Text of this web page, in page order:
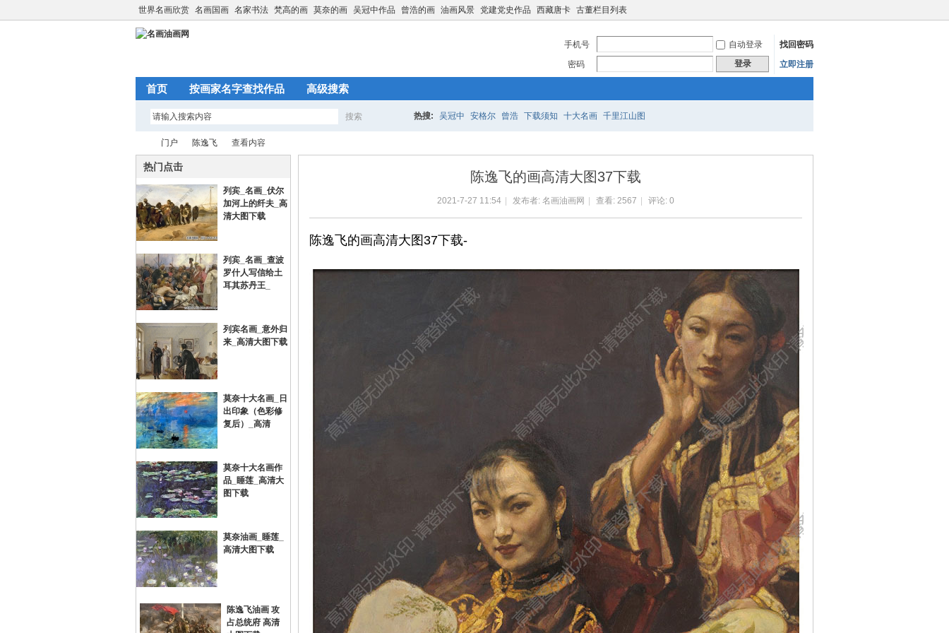
世界名画欣赏 名画国画 名家书法 梵高的画 莫奈的画 吴冠中作品 曾浩的画 油画风景 党建党史作品 西藏唐卡 古董栏目列表
手机号 自动登录
找回密码
密码
登录 立即注册
首页 按画家名字查找作品 高级搜索
搜索 热搜: 吴冠中 安格尔 曾浩 下载须知 十大名画 千里江山图
名
画
油
画
›
门户
›
陈逸飞 查看内容
陈逸飞的画高清大图37下载
2021-7-27 11:54 发布者: 名画油画网 查看: 2567 评论: 0
陈逸飞的画高清大图37下载-
热门点击
列宾_名画_伏尔
加河上的纤夫_高
清大图下载
列宾_名画_查波
罗什人写信给土
耳其苏丹王_
列宾名画_意外归
来_高清大图下载
莫奈十大名画_日
出印象（色彩修
复后）_高清
莫奈十大名画作
品_睡莲_高清大
图下载
莫奈油画_睡莲_
高清大图下载
陈逸飞油画 攻
占总统府 高清